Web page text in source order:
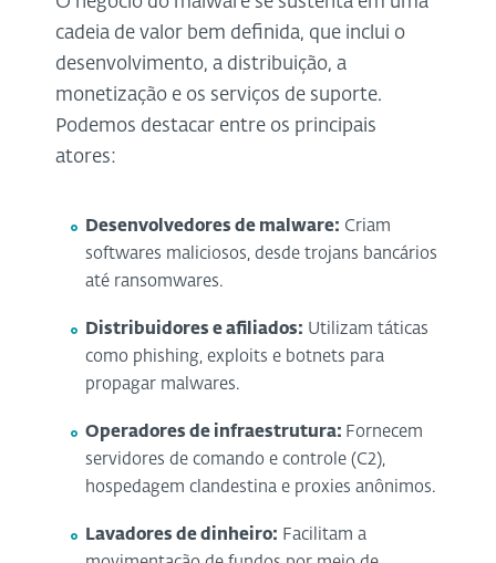
cadeia de valor bem definida, que inclui o
desenvolvimento, a distribuição, a
monetização e os serviços de suporte.
Podemos destacar entre os principais
atores:
Desenvolvedores de malware: Criam
softwares maliciosos, desde trojans bancários
até ransomwares.
Distribuidores e afiliados: Utilizam táticas
como phishing, exploits e botnets para
propagar malwares.
Operadores de infraestrutura: Fornecem
servidores de comando e controle (C2),
hospedagem clandestina e proxies anônimos.
Lavadores de dinheiro: Facilitam a